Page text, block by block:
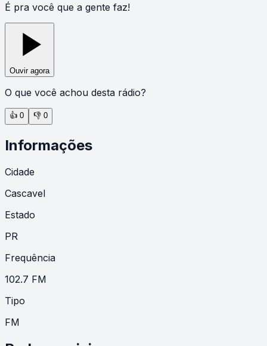
É pra você que a gente faz!
Ouvir agora
O que você achou desta rádio?
👍 0 👎 0
Informações
Cidade
Cascavel
Estado
PR
Frequência
102.7 FM
Tipo
FM